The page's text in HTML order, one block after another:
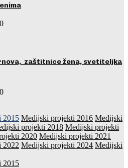
zaštitnice žena, svetiteljka
2015 Medijski projekti 2016 Medijski
projekti 2018 Medijski projekti
2020 Medijski projekti 2021
2022 Medijski projekti 2024 Medijski
2015